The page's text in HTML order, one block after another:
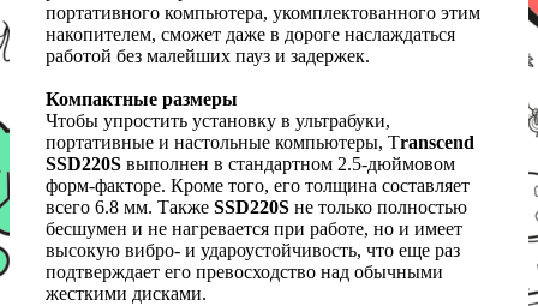
портативного компьютера, укомплектованного этим
накопителем, сможет даже в дороге наслаждаться
работой без малейших пауз и задержек.
Компактные размеры
Чтобы упростить установку в ультрабуки,
портативные и настольные компьютеры, Transcend
SSD220S выполнен в стандартном 2.5-дюймовом
форм-факторе. Кроме того, его толщина составляет
всего 6.8 мм. Также SSD220S не только полностью
бесшумен и не нагревается при работе, но и имеет
высокую вибро- и удароустойчивость, что еще раз
подтверждает его превосходство над обычными
жесткими дисками.